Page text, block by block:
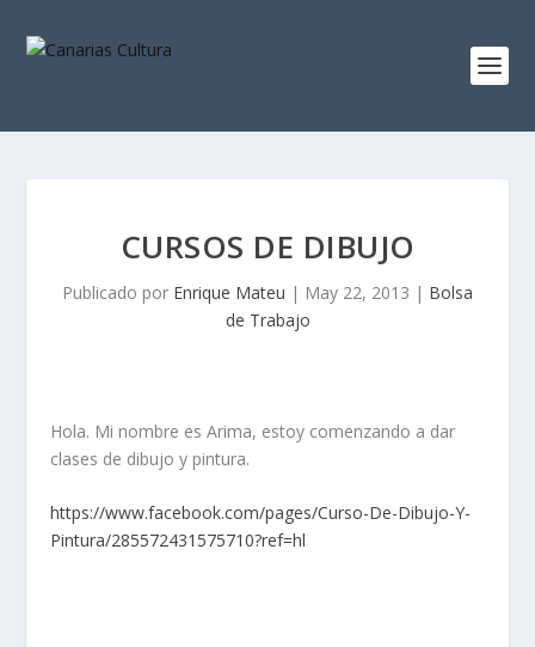
CURSOS DE DIBUJO
Publicado por Enrique Mateu | May 22, 2013 | Bolsa
de Trabajo
Hola. Mi nombre es Arima, estoy comenzando a dar
clases de dibujo y pintura.
https://www.facebook.com/pages/Curso-De-Dibujo-Y-
Pintura/285572431575710?ref=hl